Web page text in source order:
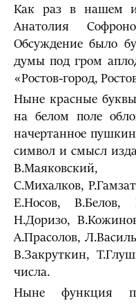
Как раз в нашем
Анатолия
Обсуждение было
думы под гром
«Ростов-город,
Ныне красные
на белом поле
начертанное
символ и смысл
В.Маяковский,
С.Михалков,
Е.Носов, В.Белов,
Н.Доризо,
А.Прасолов,
В.Закруткин,
числа.
Ныне функция